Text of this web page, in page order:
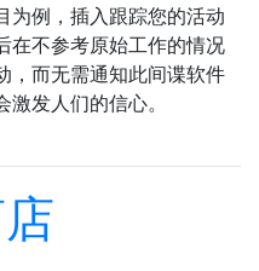
为例，插入跟踪您的活动
在不参考原始工作的情况
，而无需通知此间谍软件
激发人们的信心。